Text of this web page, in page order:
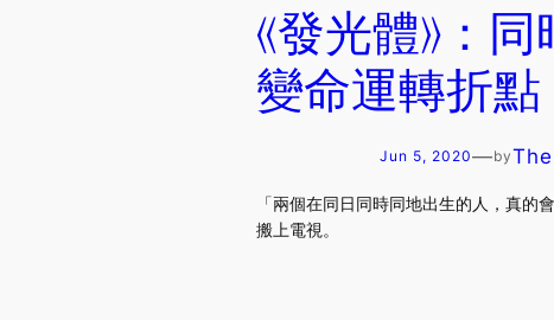
《發光體》：
變命運轉折點
Jun 5, 2020—by
「兩個在同日同時同地出生的人，真
搬上電視。